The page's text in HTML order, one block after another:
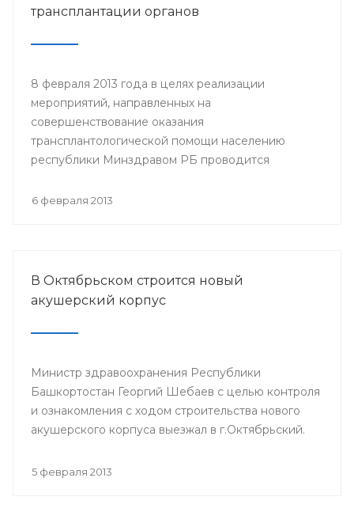
трансплантации органов
8 февраля 2013 года в целях реализации
мероприятий, направленных на
совершенствование оказания
трансплантологической помощи населению
республики Минздравом РБ проводится
конференция «Перспективы донорства и
6 февраля 2013
В Октябрьском строится новый
акушерский корпус
Министр здравоохранения Республики
Башкортостан Георгий Шебаев с целью контроля
и ознакомления с ходом строительства нового
акушерского корпуса выезжал в г.Октябрьский.
5 февраля 2013